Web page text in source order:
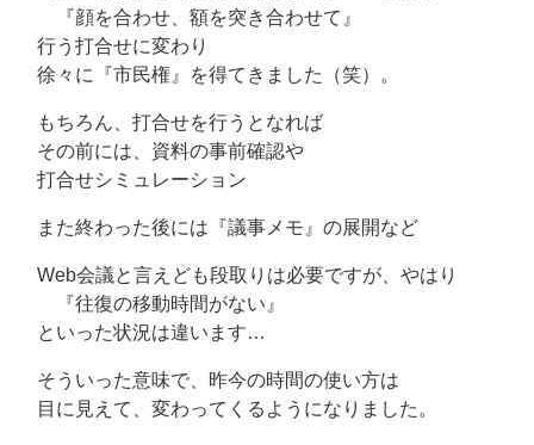
『顔を合わせ、額を突き合わせて』
行う打合せに変わり
徐々に『市民権』を得てきました（笑）。
もちろん、打合せを行うとなれば
その前には、資料の事前確認や
打合せシミュレーション
また終わった後には『議事メモ』の展開など
Web会議と言えども段取りは必要ですが、やはり
『往復の移動時間がない』
といった状況は違います…
そういった意味で、昨今の時間の使い方は
目に見えて、変わってくるようになりました。